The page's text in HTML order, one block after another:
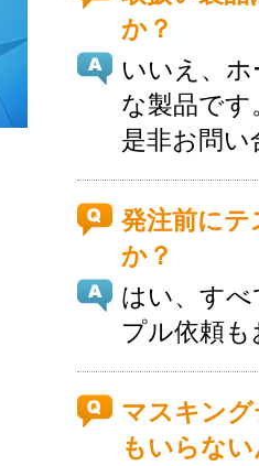
か？
いいえ、
な製品で
是非お問
発注前に
か？
はい、す
プル依頼
マスキン
もいらな